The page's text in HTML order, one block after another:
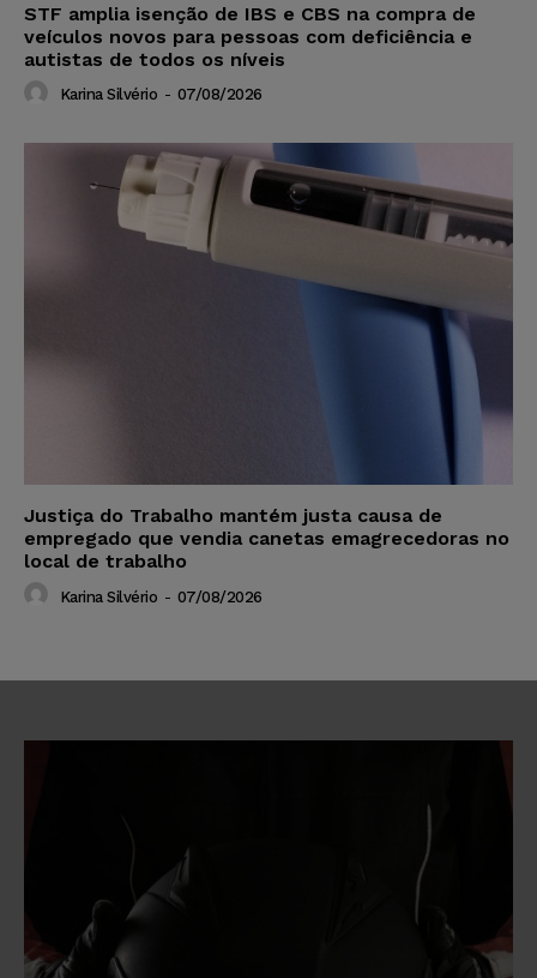
STF amplia isenção de IBS e CBS na compra de
veículos novos para pessoas com deficiência e
autistas de todos os níveis
Karina Silvério - 07/08/2026
Justiça do Trabalho mantém justa causa de
empregado que vendia canetas emagrecedoras no
local de trabalho
Karina Silvério - 07/08/2026